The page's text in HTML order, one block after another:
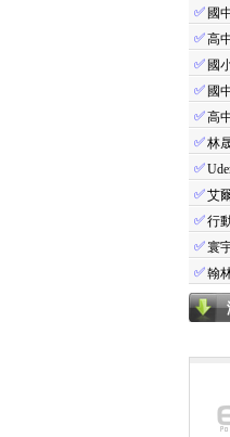
✅ 國
✅高
✅ 國
✅ 國
✅高
✅林
✅
✅艾
✅行
✅寰
✅翰